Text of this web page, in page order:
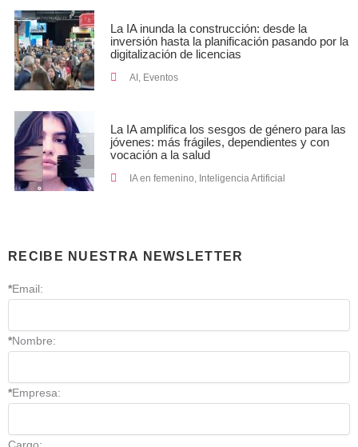
La IA inunda la construcción: desde la
inversión hasta la planificación pasando por la
digitalización de licencias
AI , Eventos
La IA amplifica los sesgos de género para las
jóvenes: más frágiles, dependientes y con
vocación a la salud
IA en femenino Inteligencia Artificial
RECIBE NUESTRA NEWSLETTER
*Email:
*Nombre:
*Empresa: